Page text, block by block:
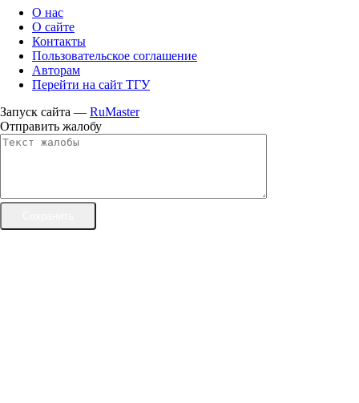
О нас
О сайте
Контакты
Пользовательское соглашение
Авторам
Перейти на сайт ТГУ
Запуск сайта — RuMaster
Отправить жалобу